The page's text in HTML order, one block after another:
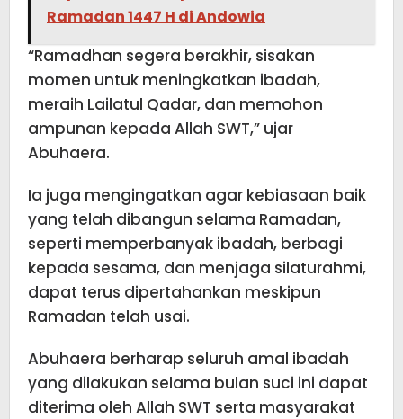
Ramadan 1447 H di Andowia
“Ramadhan segera berakhir, sisakan
momen untuk meningkatkan ibadah,
meraih Lailatul Qadar, dan memohon
ampunan kepada Allah SWT,” ujar
Abuhaera.
Ia juga mengingatkan agar kebiasaan baik
yang telah dibangun selama Ramadan,
seperti memperbanyak ibadah, berbagi
kepada sesama, dan menjaga silaturahmi,
dapat terus dipertahankan meskipun
Ramadan telah usai.
Abuhaera berharap seluruh amal ibadah
yang dilakukan selama bulan suci ini dapat
diterima oleh Allah SWT serta masyarakat